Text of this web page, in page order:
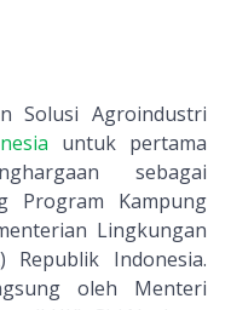
Solusi Agroindustri
untuk pertama
sebagai
Program Kampung
Lingkungan
Republik Indonesia.
oleh Menteri